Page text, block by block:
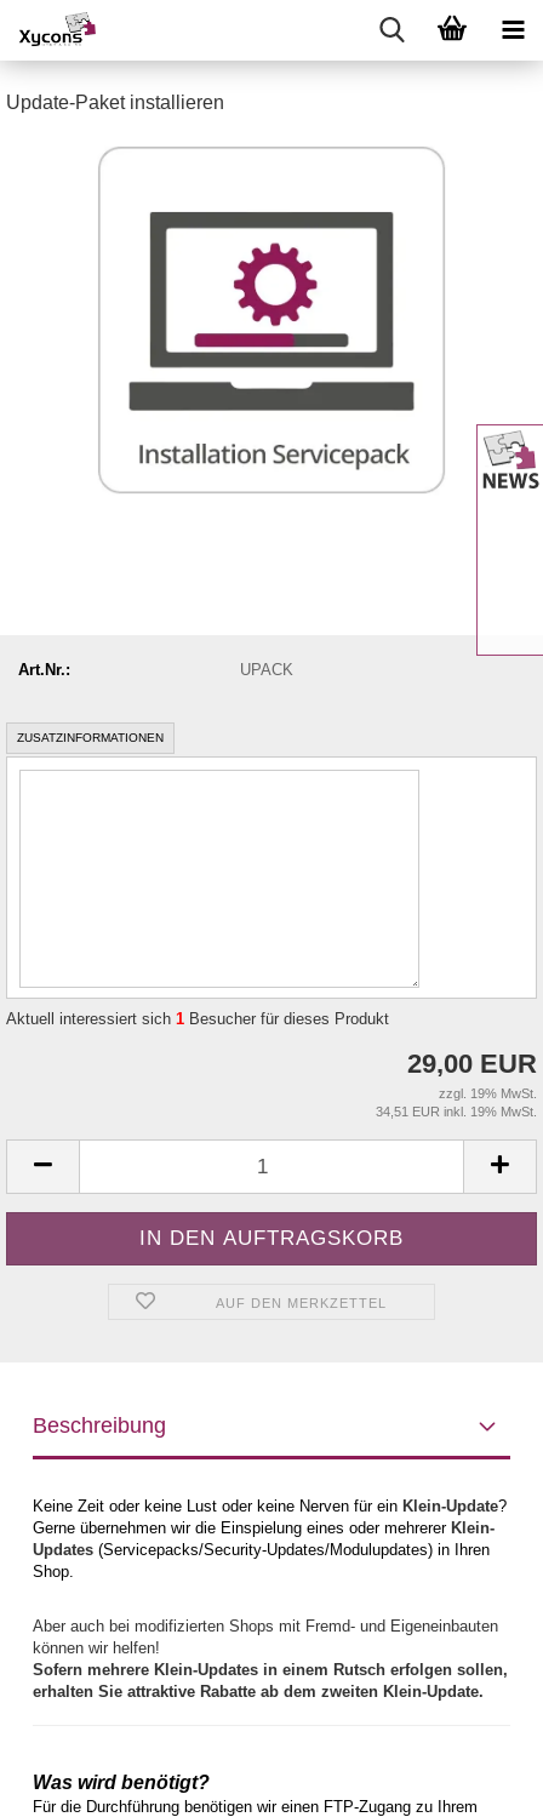
Update-Paket installieren
Art.Nr.: UPACK
ZUSATZINFORMATIONEN
Aktuell interessiert sich 1 Besucher für dieses Produkt
29,00 EUR
zzgl. 19% MwSt.
34,51 EUR inkl. 19% MwSt.
AUF DEN MERKZETTEL
Beschreibung
Keine Zeit oder keine Lust oder keine Nerven für ein Klein-Update?
Gerne übernehmen wir die Einspielung eines oder mehrerer Klein-
Updates (Servicepacks/Security-Updates/Modulupdates) in Ihren
Shop.
Aber auch bei modifizierten Shops mit Fremd- und Eigeneinbauten
können wir helfen!
Sofern mehrere Klein-Updates in einem Rutsch erfolgen sollen,
erhalten Sie attraktive Rabatte ab dem zweiten Klein-Update.
Was wird benötigt?
Für die Durchführung benötigen wir einen FTP-Zugang zu Ihrem